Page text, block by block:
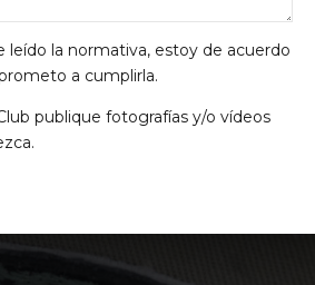
leído la normativa, estoy de acuerdo
a cumplirla.
publique fotografías y/o vídeos